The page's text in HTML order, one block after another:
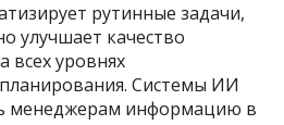
рутинные задачи,
улучшает качество
всех уровнях
Системы ИИ
менеджерам информацию в